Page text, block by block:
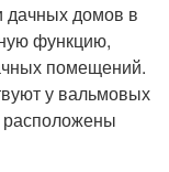
дачных домов в
функцию,
помещений.
у вальмовых